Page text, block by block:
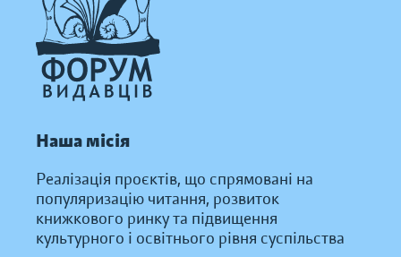
Наша місія
Реалізація проєктів, що спрямовані на
популяризацію читання, розвиток
книжкового ринку та підвищення
культурного і освітнього рівня суспільства